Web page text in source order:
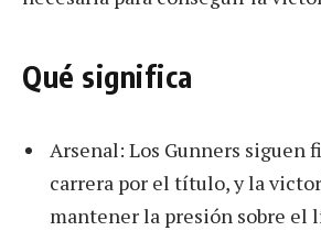
Qué significa
Arsenal: Los Gunners siguen
carrera por el título, y la
mantener la presión sobre el